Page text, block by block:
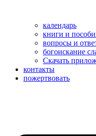
календарь
книги и
вопросы и
богоискание
Скачать
контакты
пожертвовать